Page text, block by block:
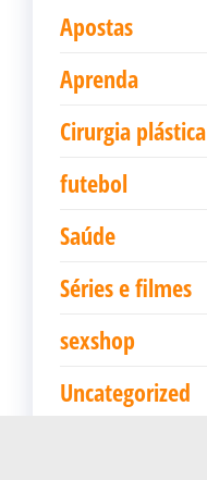
Apostas
Aprenda
Cirurgia plástica
futebol
Saúde
Séries e filmes
sexshop
Uncategorized